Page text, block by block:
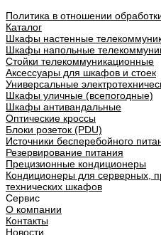
Политика в отношении
Каталог
Шкафы настенные
Шкафы напольные
Стойки телекоммуникационные
Аксессуары для шкафов и стоек
Универсальные
Шкафы уличные (всепогодные)
Шкафы антивандальные
Оптические кроссы
Блоки розеток (PDU)
Источники бесперебойного
Резервирование питания
Прецизионные кондиционеры
Кондиционеры для серверных,
технических шкафов
Сервис
О компании
Контакты
Новости